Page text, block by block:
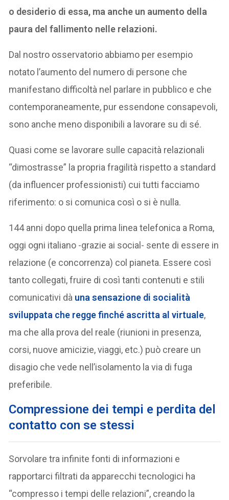
o desiderio di essa, ma anche un aumento della
paura del fallimento nelle relazioni.
Dal nostro osservatorio abbiamo per esempio
notato l’aumento del numero di persone che
manifestano difficoltà nel parlare in pubblico e che
contemporaneamente, pur essendone consapevoli,
sono anche meno disponibili a lavorare su di sé.
Quasi come se lavorare sulle capacità relazionali
“dimostrasse” la propria fragilità rispetto a standard
(da influencer professionisti) cui tutti facciamo
riferimento: o si comunica così o si è nulla.
144 anni dopo quella prima linea telefonica a Roma,
oggi ogni italiano -grazie ai social- sente di essere in
relazione (e concorrenza) col pianeta. Essere così
tanto collegati, fruire di così tanti contenuti e stili
comunicativi dà una sensazione di socialità
sviluppata che regge finché ascritta al virtuale,
ma che alla prova del reale (riunioni in presenza,
corsi, nuove amicizie, viaggi, etc.) può creare un
disagio che vede nell’isolamento la via di fuga
preferibile.
Compressione dei tempi e perdita del
contatto con se stessi
Sorvolare tra infinite fonti di informazioni e
rapportarci filtrati da apparecchi tecnologici ha
“compresso i tempi delle relazioni”, creando la